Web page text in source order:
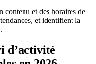
contenu et des horaires de
et identifient la
d’activité